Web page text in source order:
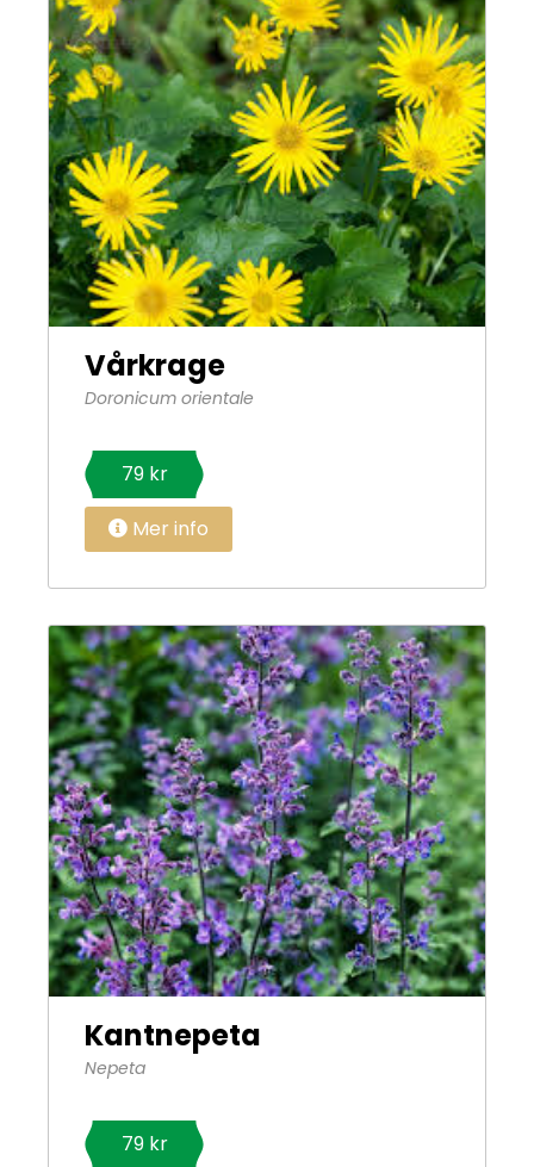
Vårkrage
Doronicum orientale
79 kr
Mer info
Kantnepeta
Nepeta
79 kr